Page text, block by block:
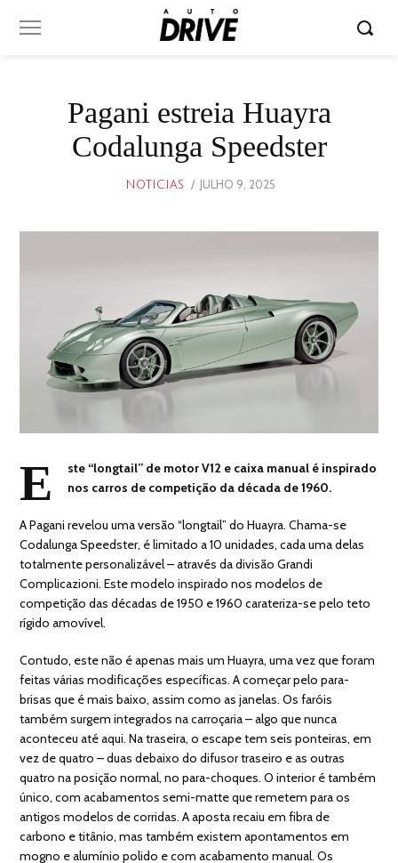
Pagani estreia Huayra
Codalunga Speedster
NOTICIAS
POSTED
JULHO 9, 2025
E
ste “longtail” de motor V12 e caixa manual é inspirado
nos carros de competição da década de 1960.
A Pagani revelou uma versão “longtail” do Huayra. Chama-se
Codalunga Speedster, é limitado a 10 unidades, cada uma delas
totalmente personalizável – através da divisão Grandi
Complicazioni. Este modelo inspirado nos modelos de
competição das décadas de 1950 e 1960 carateriza-se pelo teto
rígido amovível.
Contudo, este não é apenas mais um Huayra, uma vez que foram
feitas várias modificações específicas. A começar pelo para-
brisas que é mais baixo, assim como as janelas. Os faróis
também surgem integrados na carroçaria – algo que nunca
aconteceu até aqui. Na traseira, o escape tem seis ponteiras, em
vez de quatro – duas debaixo do difusor traseiro e as outras
quatro na posição normal, no para-choques. O interior é também
único, com acabamentos semi-matte que remetem para os
antigos modelos de corridas. A aposta recaiu em fibra de
carbono e titânio, mas também existem apontamentos em
mogno e alumínio polido e com acabamento manual. Os